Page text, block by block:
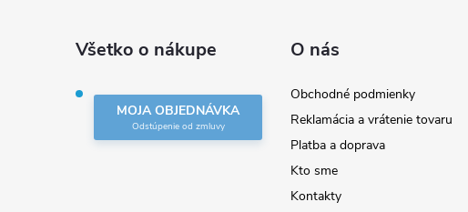
Všetko o nákupe
MOJA OBJEDNÁVKA
O nás
Obchodné podmienky
Reklamácia a vrátenie tovaru
Platba a doprava
Kto sme
Kontakty